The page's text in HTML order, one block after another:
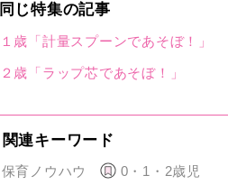
同じ特集の記事
１歳「計量スプーンであそぼ！」
２歳「ラップ芯であそぼ！」
関連キーワード
保育ノウハウ 0・1・2歳児